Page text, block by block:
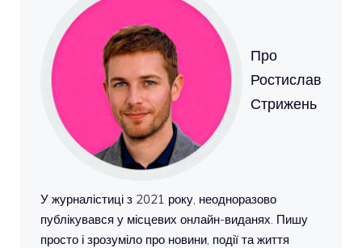
Про
Ростислав
Стрижень
У журналістиці з 2021 року, неодноразово
публікувався у місцевих онлайн-виданях. Пишу
просто і зрозуміло про новини, події та життя